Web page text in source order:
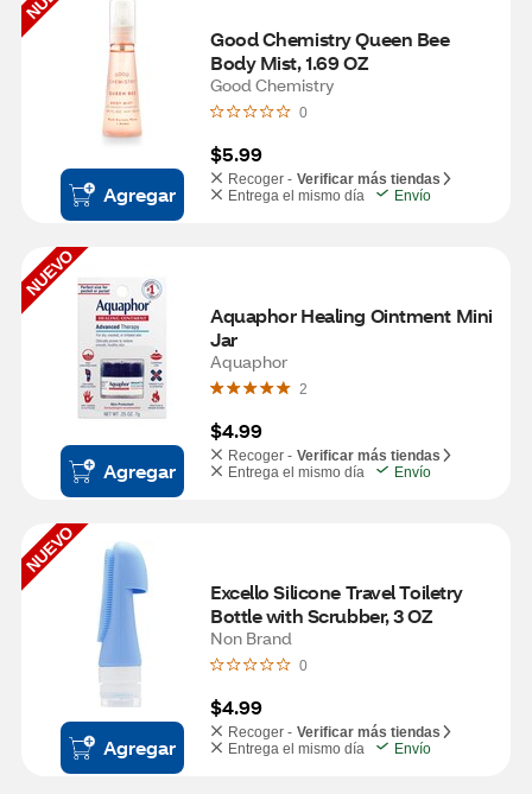
Agregar
Good Chemistry Queen Bee
Body Mist, 1.69 OZ
Good Chemistry
0
$5.99
Recoger - Verificar más tiendas
Entrega el mismo día
Envío
NUEVO
Agregar
Aquaphor Healing Ointment Mini
Jar
Aquaphor
2
$4.99
Recoger - Verificar más tiendas
Entrega el mismo día
Envío
NUEVO
Agregar
Excello Silicone Travel Toiletry
Bottle with Scrubber, 3 OZ
Non Brand
0
$4.99
Recoger - Verificar más tiendas
Entrega el mismo día
Envío